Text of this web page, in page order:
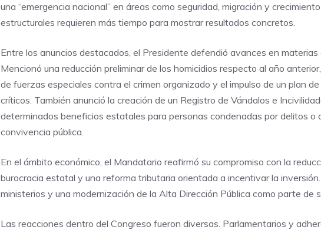
una “emergencia nacional” en áreas como seguridad, migración y
estructurales requieren más tiempo para mostrar resultados concretos.
Entre los anuncios destacados, el Presidente defendió avances en
Mencionó una reducción preliminar de los homicidios respecto al año
de fuerzas especiales contra el crimen organizado y el impulso de un plan
críticos. También anunció la creación de un Registro de Vándalos e
determinados beneficios estatales para personas condenadas por delitos o
convivencia pública.
En el ámbito económico, el Mandatario reafirmó su compromiso con la
burocracia estatal y una reforma tributaria orientada a incentivar la
ministerios y una modernización de la Alta Dirección Pública como parte de
Las reacciones dentro del Congreso fueron diversas. Parlamentarios y